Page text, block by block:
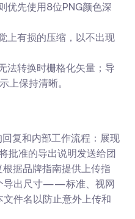
优先使用8位PNG颜色深
上有损的压缩，以不出现
法转换时栅格化矢量；导
上保持清晰。
复和内部工作流程：展现
批准的导出说明发送给团
据品牌指南提供上传指
导出尺寸——标准、视网
件名以防止意外上传和